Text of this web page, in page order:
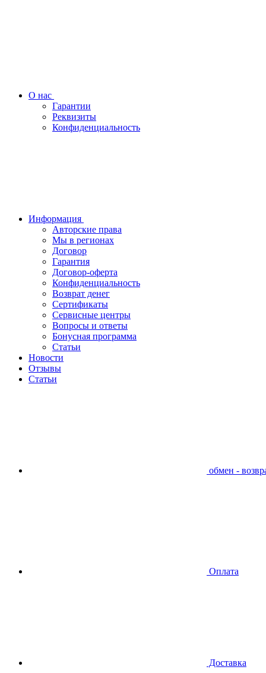
О нас
Гарантии
Реквизиты
Конфиденциальность
Информация
Авторские права
Мы в регионах
Договор
Гарантия
Договор-оферта
Конфиденциальность
Возврат денег
Сертификаты
Сервисные центры
Вопросы и ответы
Бонусная программа
Статьи
Новости
Отзывы
Статьи
обмен -
Оплата
Доставка